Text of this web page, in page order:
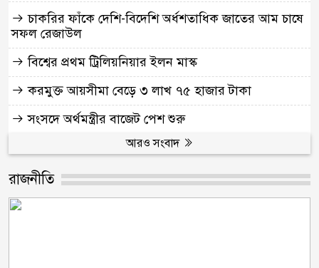
চাকরির ফাঁকে দেশি-বিদেশি অর্ধশতাধিক জাতের আম চাষে
সফল রেজাউল
বিশ্বের প্রথম ট্রিলিয়নিয়ার ইলন মাস্ক
করমুক্ত আয়সীমা বেড়ে ৩ লাখ ৭৫ হাজার টাকা
সংসদে অর্থমন্ত্রীর বাজেট পেশ শুরু
আরও সংবাদ
রাজনীতি